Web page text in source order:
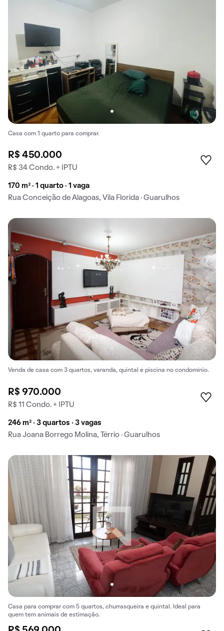
Casa com 1 quarto para comprar.
R$ 450.000
R$ 34 Condo. + IPTU
170 m² · 1 quarto · 1 vaga
Rua Conceição de Alagoas, Vila Florida · Guarulhos
Venda de casa com 3 quartos, varanda, quintal e piscina no condomínio.
R$ 970.000
R$ 11 Condo. + IPTU
246 m² · 3 quartos · 3 vagas
Rua Joana Borrego Molina, Térrio · Guarulhos
Casa para comprar com 5 quartos, churrasqueira e quintal. Ideal para
quem tem animais de estimação.